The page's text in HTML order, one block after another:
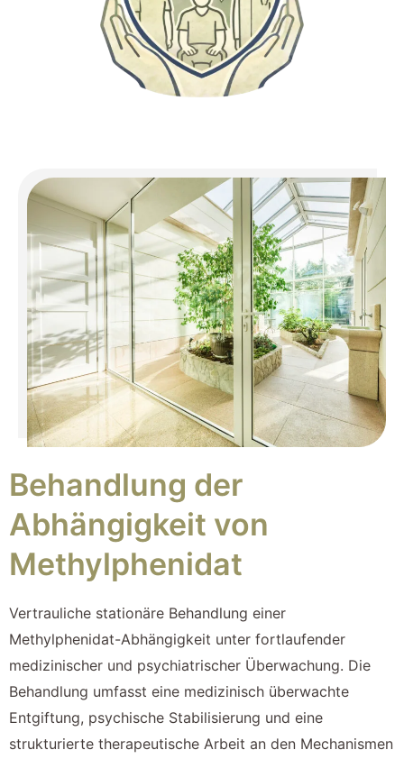
Behandlung der
Abhängigkeit von
Methylphenidat
Vertrauliche stationäre Behandlung einer
Methylphenidat-Abhängigkeit unter fortlaufender
medizinischer und psychiatrischer Überwachung. Die
Behandlung umfasst eine medizinisch überwachte
Entgiftung, psychische Stabilisierung und eine
strukturierte therapeutische Arbeit an den Mechanismen